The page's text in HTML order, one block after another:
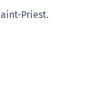
Priest.